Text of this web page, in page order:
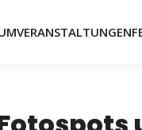
VERANSTALTUNGEN